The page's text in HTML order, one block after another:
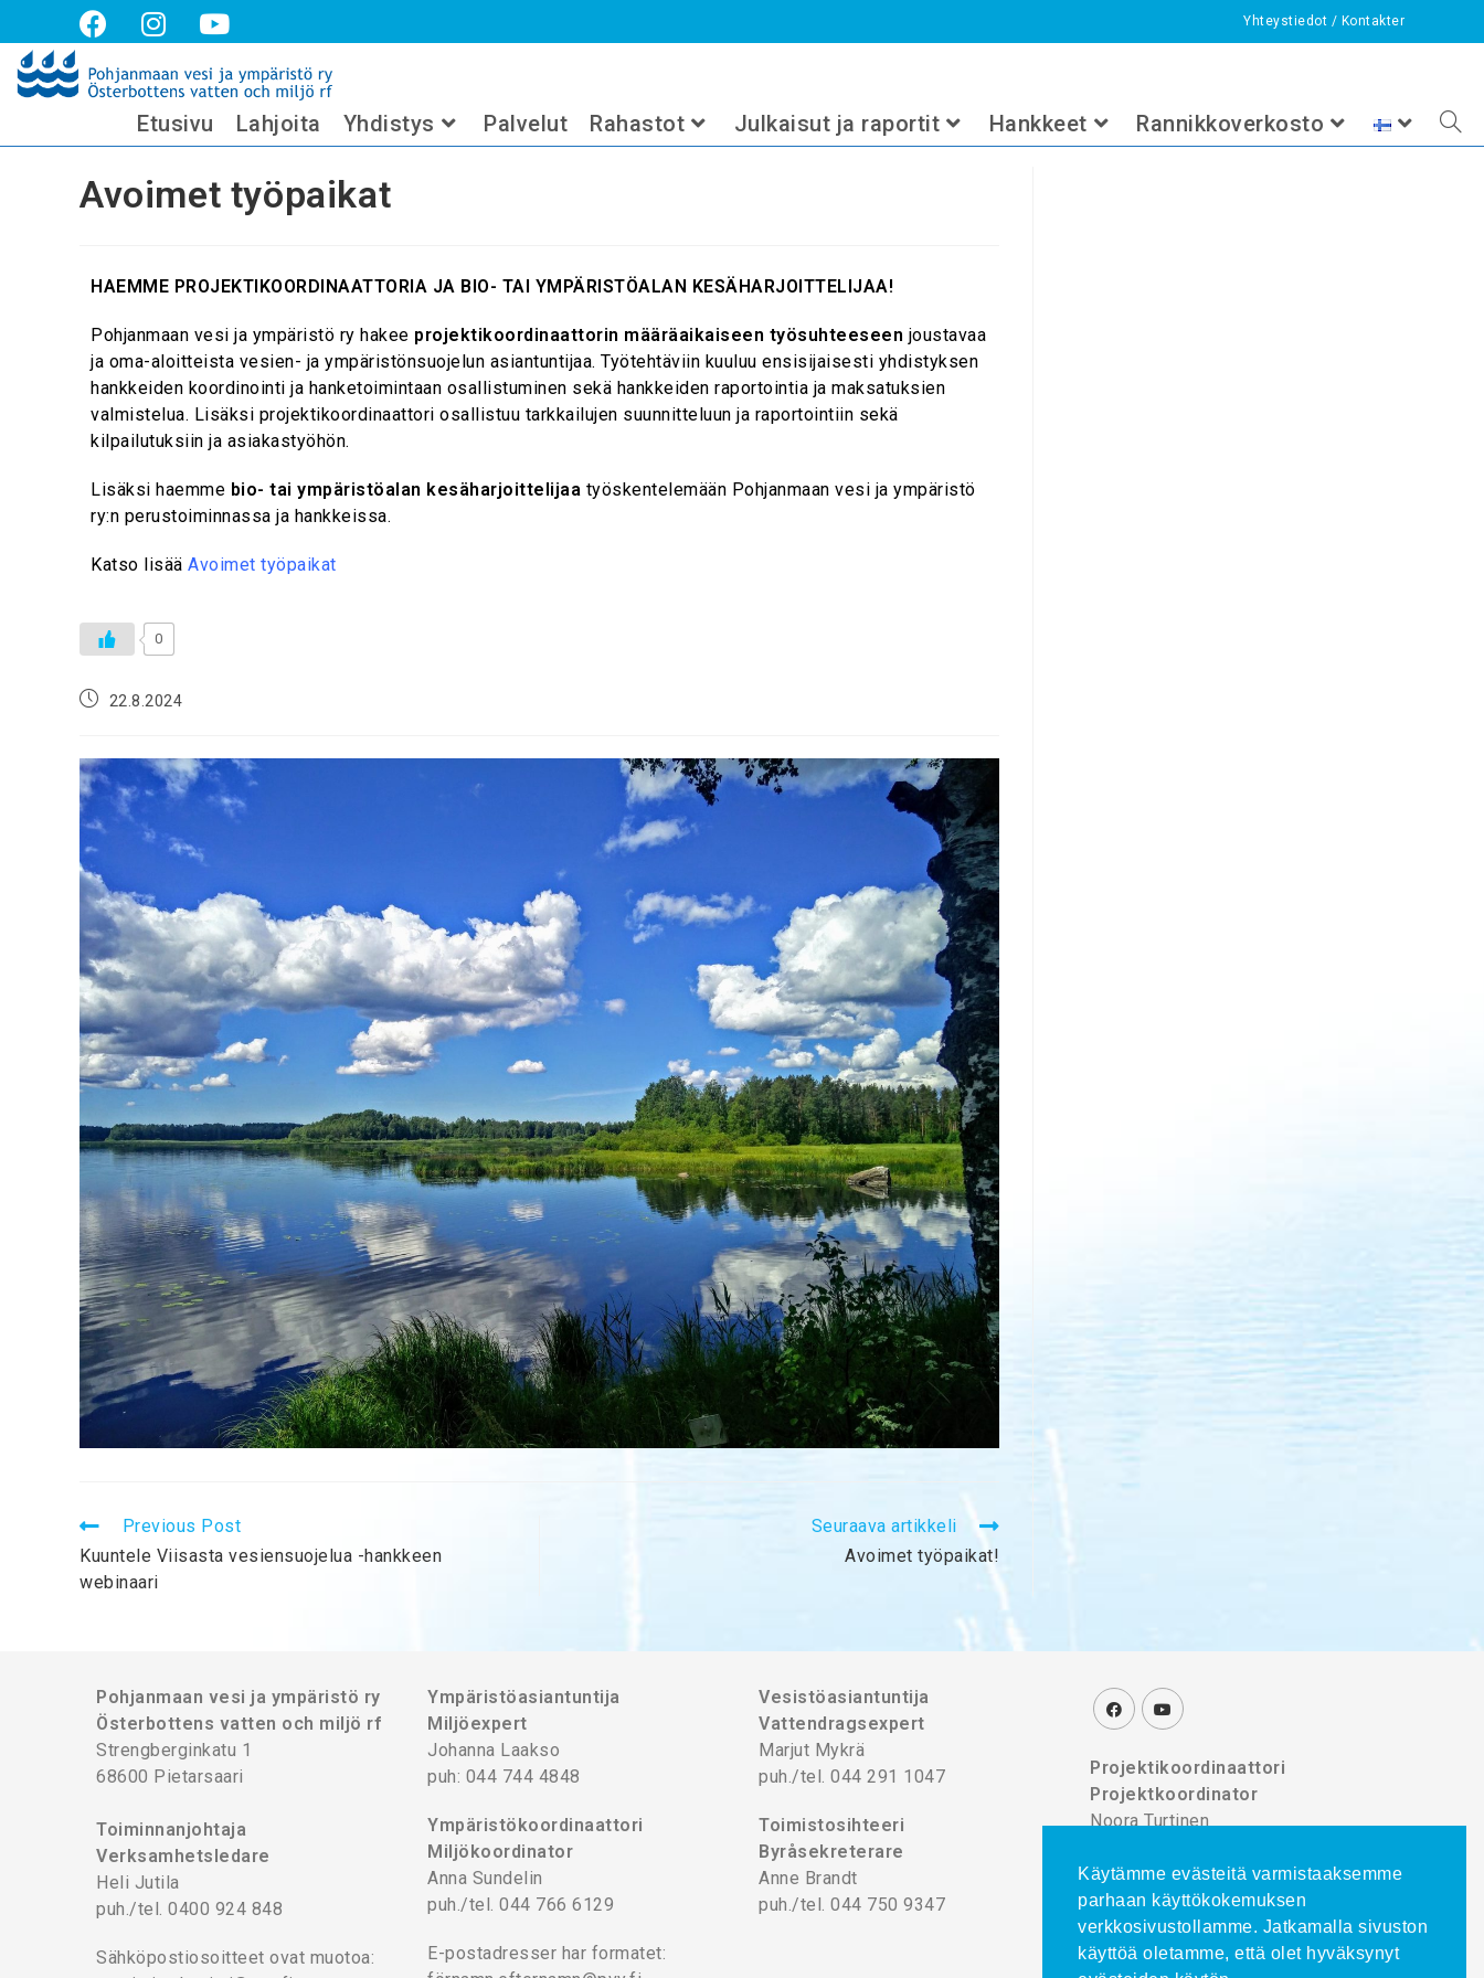
Yhteystiedot / Kontakter
Etusivu Lahjoita Yhdistys Palvelut Rahastot Julkaisut ja raportit Hankkeet Rannikkoverkosto
Avoimet työpaikat
HAEMME PROJEKTIKOORDINAATTORIA JA BIO- TAI YMPÄRISTÖALAN KESÄHARJOITTELIJAA!
Pohjanmaan vesi ja ympäristö ry hakee projektikoordinaattorin määräaikaiseen työsuhteeseen joustavaa
ja oma-aloitteista vesien- ja ympäristönsuojelun asiantuntijaa. Työtehtäviin kuuluu ensisijaisesti yhdistyksen
hankkeiden koordinointi ja hanketoimintaan osallistuminen sekä hankkeiden raportointia ja maksatuksien
valmistelua. Lisäksi projektikoordinaattori osallistuu tarkkailujen suunnitteluun ja raportointiin sekä
kilpailutuksiin ja asiakastyöhön.
Lisäksi haemme bio- tai ympäristöalan kesäharjoittelijaa työskentelemään Pohjanmaan vesi ja ympäristö
ry:n perustoiminnassa ja hankkeissa.
Katso lisää Avoimet työpaikat
0
22.8.2024
Previous Post
Kuuntele Viisasta vesiensuojelua -hankkeen
webinaari
Seuraava artikkeli
Avoimet työpaikat!
Pohjanmaan vesi ja ympäristö ry
Österbottens vatten och miljö rf
Strengberginkatu 1
68600 Pietarsaari
Toiminnanjohtaja
Verksamhetsledare
Heli Jutila
puh./tel. 0400 924 848
Sähköpostiosoitteet ovat muotoa:
Ympäristöasiantuntija
Miljöexpert
Johanna Laakso
puh: 044 744 4848
Ympäristökoordinaattori
Miljökoordinator
Anna Sundelin
puh./tel. 044 766 6129
E-postadresser har formatet:
Vesistöasiantuntija
Vattendragsexpert
Marjut Mykrä
puh./tel. 044 291 1047
Toimistosihteeri
Byråsekreterare
Anne Brandt
puh./tel. 044 750 9347
Projektikoordinaattori
Projektkoordinator
Noora Turtinen
Käytämme evästeitä varmistaaksemme
parhaan käyttökokemuksen
verkkosivustollamme. Jatkamalla sivuston
käyttöä oletamme, että olet hyväksynyt